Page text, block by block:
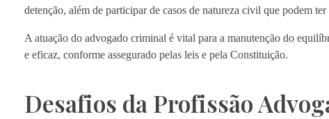
detenção, além de participar de casos de natureza civil que podem
A atuação do advogado criminal é vital para a manutenção do
e eficaz, conforme assegurado pelas leis e pela Constituição.
Desafios da Profissão